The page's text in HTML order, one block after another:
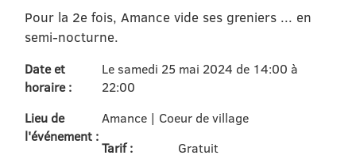
Pour la 2e fois, Amance vide ses greniers ... en
semi-nocturne.
Date et
horaire :
Le samedi 25 mai 2024 de 14:00 à
22:00
Lieu de
l'événement :
Amance | Coeur de village
Tarif :
Gratuit